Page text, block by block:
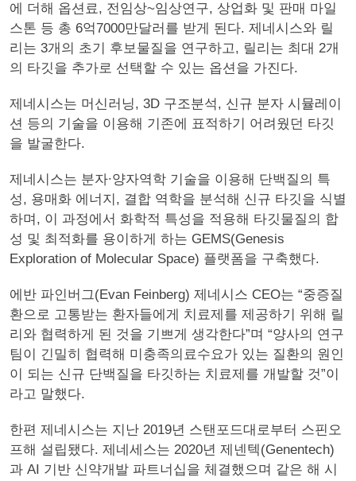
에 더해 옵션료, 전임상~임상연구, 상업화 및 판매 마일
스톤 등 총 6억7000만달러를 받게 된다. 제네시스와 릴
리는 3개의 초기 후보물질을 연구하고, 릴리는 최대 2개
의 타깃을 추가로 선택할 수 있는 옵션을 가진다.
제네시스는 머신러닝, 3D 구조분석, 신규 분자 시뮬레이
션 등의 기술을 이용해 기존에 표적하기 어려웠던 타깃
을 발굴한다.
제네시스는 분자∙양자역학 기술을 이용해 단백질의 특
성, 용매화 에너지, 결합 역학을 분석해 신규 타깃을 식별
하며, 이 과정에서 화학적 특성을 적용해 타깃물질의 합
성 및 최적화를 용이하게 하는 GEMS(Genesis
Exploration of Molecular Space) 플랫폼을 구축했다.
에반 파인버그(Evan Feinberg) 제네시스 CEO는 “중증질
환으로 고통받는 환자들에게 치료제를 제공하기 위해 릴
리와 협력하게 된 것을 기쁘게 생각한다”며 “양사의 연구
팀이 긴밀히 협력해 미충족의료수요가 있는 질환의 원인
이 되는 신규 단백질을 타깃하는 치료제를 개발할 것”이
라고 말했다.
한편 제네시스는 지난 2019년 스탠포드대로부터 스핀오
프해 설립됐다. 제네세스는 2020년 제넨텍(Genentech)
과 AI 기반 신약개발 파트너십을 체결했으며 같은 해 시